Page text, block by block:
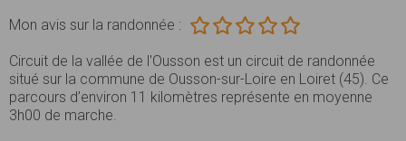
Mon avis sur la randonnée :
Circuit de la vallée de l'Ousson est un circuit de randonnée
situé sur la commune de Ousson-sur-Loire en Loiret (45). Ce
parcours d’environ 11 kilomètres représente en moyenne
3h00 de marche.